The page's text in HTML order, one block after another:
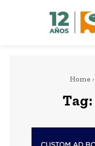
Home
Tag: